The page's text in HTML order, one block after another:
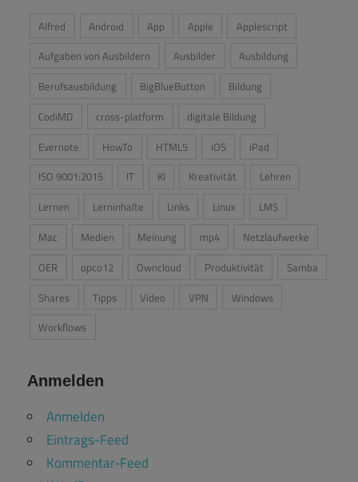
Alfred Android App Apple
Applescript
Aufgaben von Ausbildern
Ausbilder
Ausbildung
Berufsausbildung
BigBlueButton
Bildung
CodiMD
cross-platform
digitale Bildung
Evernote
HowTo HTML5 iOS
iPad
ISO 9001:2015
IT KI Kreativität
Lehren
Lernen
Lerninhalte Links Linux
LMS
Mac
Medien Meinung mp4
Netzlaufwerke
OER
opco12 Owncloud Produktivität
Samba
Shares
Tipps Video VPN
Windows
Workflows
Anmelden
Anmelden
Eintrags-Feed
Kommentar-Feed